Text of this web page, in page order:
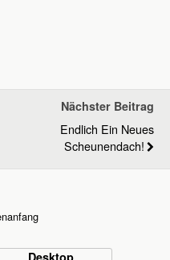
Nächster Beitrag
Endlich Ein Neues
Scheunendach!
Desktop